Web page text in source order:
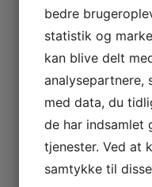
HB Bonade ligature
Læs
Bonade Inverse Bb
Læs
HB Harmonie
bedre
statistik og
kan blive delt
analysepartnere,
med data, du
de har indsamlet
tjenester. Ved at
samtykke til